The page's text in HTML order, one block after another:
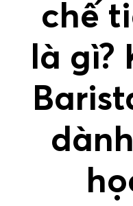
chế
là gì?